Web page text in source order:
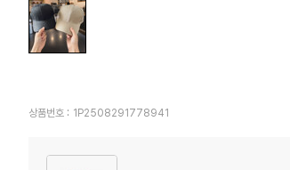
상품번호 : 1P2508291778941